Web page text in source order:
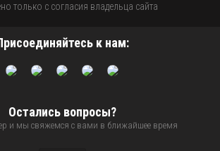
только с согласия владельца сайта
к нам:
Остались вопросы?
и мы свяжемся с вами в ближайшее время